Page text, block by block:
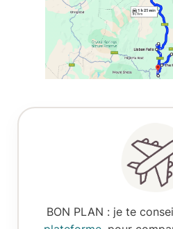
BON PLAN : je te